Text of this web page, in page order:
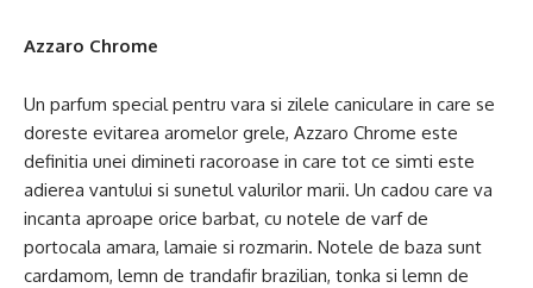
Azzaro Chrome
Un parfum special pentru vara si zilele caniculare in care se
doreste evitarea aromelor grele, Azzaro Chrome este
definitia unei dimineti racoroase in care tot ce simti este
adierea vantului si sunetul valurilor marii. Un cadou care va
incanta aproape orice barbat, cu notele de varf de
portocala amara, lamaie si rozmarin. Notele de baza sunt
cardamom, lemn de trandafir brazilian, tonka si lemn de